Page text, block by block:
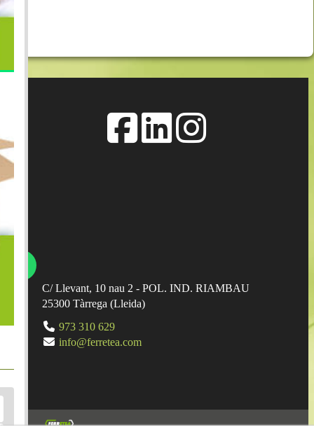
C/ Llevant, 10 nau 2 - POL. IND. RIAMBAU
25300 Tàrrega (Lleida)
973 310 629
info@ferretea.com